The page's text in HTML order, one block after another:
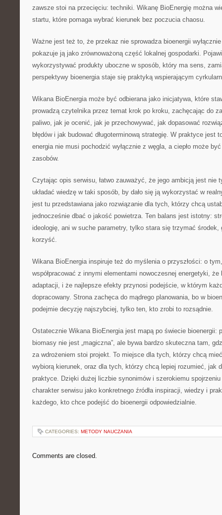
zawsze stoi na przecięciu: techniki. Wikanę BioEnergię można
startu, które pomaga wybrać kierunek bez poczucia chaosu.
Ważne jest też to, że przekaz nie sprowadza bioenergii wyłącznie
pokazuje ją jako zrównoważoną część lokalnej gospodarki.
wykorzystywać produkty uboczne w sposób, który ma sens,
perspektywy bioenergia staje się praktyką wspierającym
Wikana BioEnergia może być odbierana jako inicjatywa, które
prowadzą czytelnika przez temat krok po kroku, zachęcając do
paliwo, jak je ocenić, jak je przechowywać, jak dopasować
błędów i jak budować długoterminową strategię. W praktyce jest
energia nie musi pochodzić wyłącznie z węgla, a ciepło może
zasobów.
Czytając opis serwisu, łatwo zauważyć, że jego ambicją jest nie
układać wiedzę w taki sposób, by dało się ją wykorzystać w
jest tu przedstawiana jako rozwiązanie dla tych, którzy chcą
jednocześnie dbać o jakość powietrza. Ten balans jest istotny:
ideologię, ani w suche parametry, tylko stara się trzymać
korzyść.
Wikana BioEnergia inspiruje też do myślenia o przyszłości: o
współpracować z innymi elementami nowoczesnej energetyki,
adaptacji, i że najlepsze efekty przynosi podejście, w którym
dopracowany. Strona zachęca do mądrego planowania, bo w
podejmie decyzję najszybciej, tylko ten, kto zrobi to rozsądnie.
Ostatecznie Wikana BioEnergia jest mapą po świecie bioenergii:
biomasy nie jest „magiczna”, ale bywa bardzo skuteczna tam,
za wdrożeniem stoi projekt. To miejsce dla tych, którzy chcą
wybiorą kierunek, oraz dla tych, którzy chcą lepiej rozumieć, jak
praktyce. Dzięki dużej liczbie synonimów i szerokiemu
charakter serwisu jako konkretnego źródła inspiracji, wiedzy i
każdego, kto chce podejść do bioenergii odpowiedzialnie.
CATEGORIES: METODY NAUCZANIA
Comments are closed.